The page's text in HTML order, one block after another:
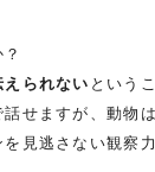
られない という
せますが、動物
見逃さない観